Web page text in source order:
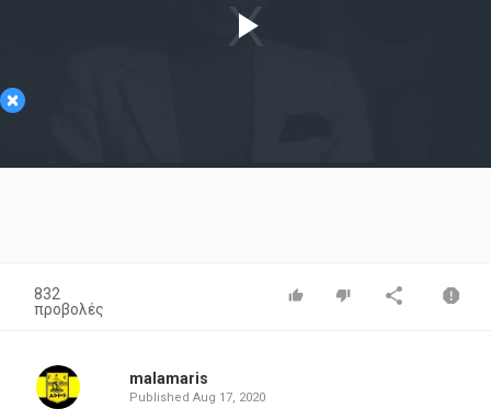
×
Video
832
προβολές
malamaris
Published Aug 17, 2020